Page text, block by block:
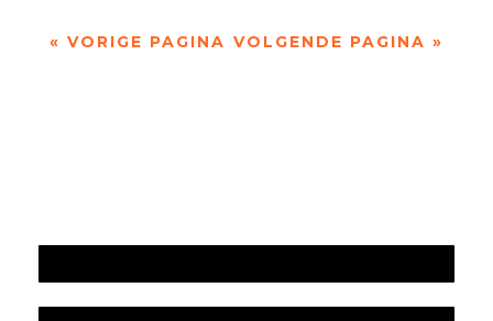
« VORIGE PAGINA VOLGENDE PAGINA »